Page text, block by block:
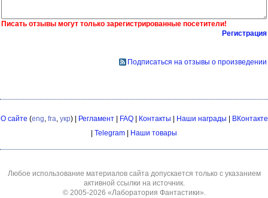
Писать отзывы могут только зарегистрированные посетители!
Регистрация
Подписаться на отзывы о произведении
О сайте (eng, fra, укр) | Регламент| FAQ| Контакты Наши награды
ВКонтакте
Telegram Наши товары
Любое использование материалов сайта допускается только с указанием
активной ссылки на источник.
© 2005-2026 «Лаборатория Фантастики».